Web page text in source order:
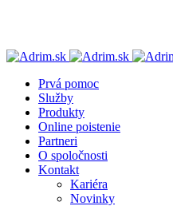
Prvá pomoc
Služby
Produkty
Online poistenie
Partneri
O spoločnosti
Kontakt
Kariéra
Novinky